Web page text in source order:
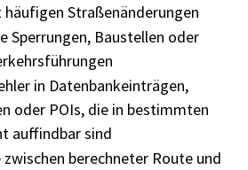
häufigen Straßenänderungen
Sperrungen, Baustellen oder
in Datenbankeinträgen,
oder POIs, die in bestimmten
auffindbar sind
berechneter Route und